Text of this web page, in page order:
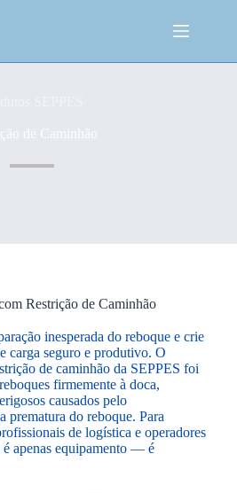
de Caminhão
Restrição de Caminhão
inesperada do reboque e crie
carga seguro e produtivo. O
de caminhão da SEPPES foi
firmemente à doca,
causados pelo
prematura do reboque. Para
de logística e operadores
é apenas equipamento — é